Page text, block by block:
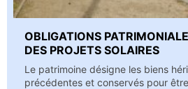
OBLIGATIONS
DES PROJETS SOLAIRES
Le patrimoine désigne les biens
précédentes et conservés pour